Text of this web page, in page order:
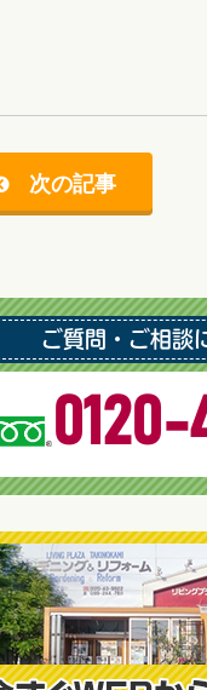
次の記事
ご質問・ご相談
0120-